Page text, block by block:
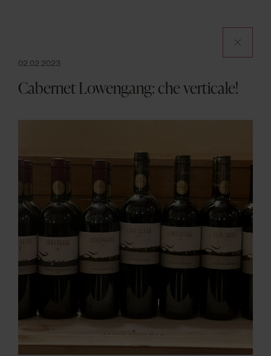
Il Club
02.02.2023
Cabernet Lowengang: che verticale!